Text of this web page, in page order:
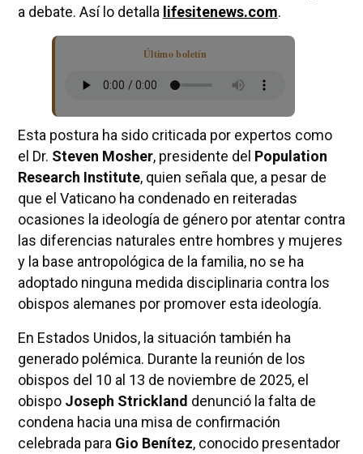
a debate. Así lo detalla lifesitenews.com.
Último boletín
Esta postura ha sido criticada por expertos como
el Dr. Steven Mosher, presidente del Population
Research Institute, quien señala que, a pesar de
que el Vaticano ha condenado en reiteradas
ocasiones la ideología de género por atentar contra
las diferencias naturales entre hombres y mujeres
y la base antropológica de la familia, no se ha
adoptado ninguna medida disciplinaria contra los
obispos alemanes por promover esta ideología.
En Estados Unidos, la situación también ha
generado polémica. Durante la reunión de los
obispos del 10 al 13 de noviembre de 2025, el
obispo Joseph Strickland denunció la falta de
condena hacia una misa de confirmación
celebrada para Gio Benítez, conocido presentador